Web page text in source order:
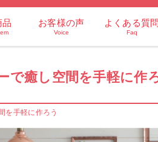
品 お客様の声
Voice
よくある質問
Faq
で癒し空間を手軽に作
を手軽に作ろう